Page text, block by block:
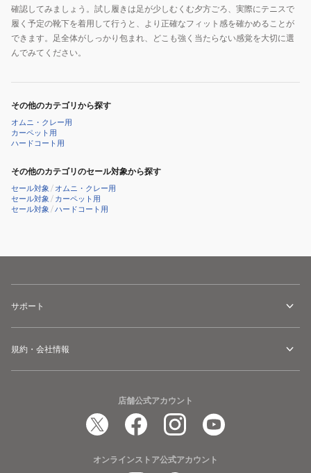
確認してみましょう。試し履きは足が少しむくむ夕方ごろ、実際にテニスで
履く予定の靴下を着用して行うと、より正確なフィット感を確かめることが
できます。足全体がしっかり包まれ、どこも強く当たらない感覚を大切に選
んでみてください。
その他のカテゴリから探す
オムニ・クレー用
カーペット用
ハードコート用
その他のカテゴリのセール対象から探す
セール対象 / オムニ・クレー用
セール対象 / カーペット用
セール対象 /ハードコート用
サポート
規約・会社情報
店舗公式アカウント
オンラインストア公式アカウント